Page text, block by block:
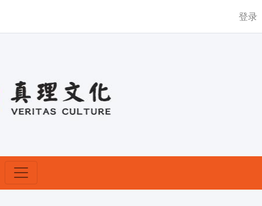
登录